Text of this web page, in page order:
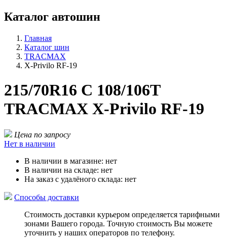
Каталог автошин
Главная
Каталог шин
TRACMAX
X-Privilo RF-19
215/70R16 C 108/106T
TRACMAX X-Privilo RF-19
Цена по запросу
Нет в наличии
В наличии в магазине: нет
В наличии на складе: нет
На заказ с удалёного склада: нет
Способы доставки
Стоимость доставки курьером определяется тарифными
зонами Вашего города. Точную стоимость Вы можете
уточнить у наших операторов по телефону.